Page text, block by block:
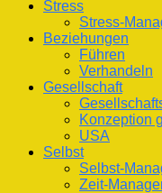
Stress
Stress-
Beziehungen
Führen
Verhandeln
Gesellschaft
Konzeption
USA
Selbst
Selbst-
Zeit-